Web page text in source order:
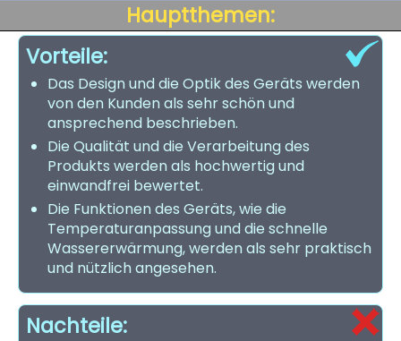
Hauptthemen:
Vorteile:
Das Design und die Optik des Geräts werden
von den Kunden als sehr schön und
ansprechend beschrieben.
Die Qualität und die Verarbeitung des
Produkts werden als hochwertig und
einwandfrei bewertet.
Die Funktionen des Geräts, wie die
Temperaturanpassung und die schnelle
Wassererwärmung, werden als sehr praktisch
und nützlich angesehen.
Nachteile: